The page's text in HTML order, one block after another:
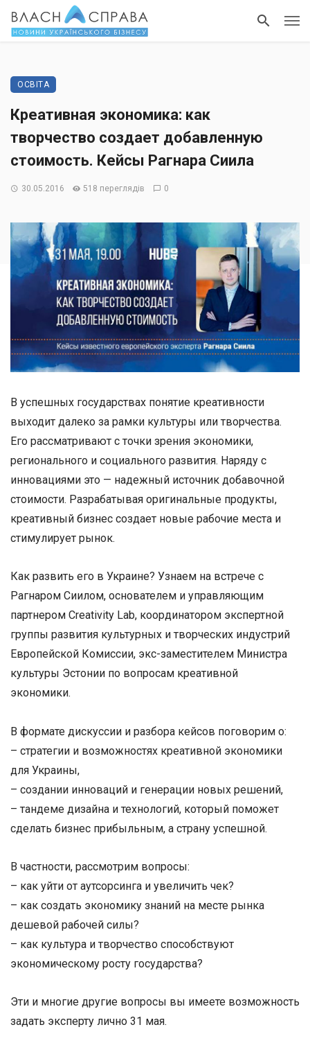
ОСВІТА
Креативная экономика: как
творчество создает добавленную
стоимость. Кейсы Рагнара Сиила
30.05.2016 518 переглядів 0
В успешных государствах понятие креативности
выходит далеко за рамки культуры или творчества.
Его рассматривают с точки зрения экономики,
регионального и социального развития. Наряду с
инновациями это — надежный источник добавочной
стоимости. Разрабатывая оригинальные продукты,
креативный бизнес создает новые рабочие места и
стимулирует рынок.
Как развить его в Украине? Узнаем на встрече с
Рагнаром Сиилом, основателем и управляющим
партнером Creativity Lab, координатором экспертной
группы развития культурных и творческих индустрий
Европейской Комиссии, экс-заместителем Министра
культуры Эстонии по вопросам креативной
экономики.
В формате дискуссии и разбора кейсов поговорим о:
– стратегии и возможностях креативной экономики
для Украины,
– создании инноваций и генерации новых решений,
– тандеме дизайна и технологий, который поможет
сделать бизнес прибыльным, а страну успешной.
В частности, рассмотрим вопросы:
– как уйти от аутсорсинга и увеличить чек?
– как создать экономику знаний на месте рынка
дешевой рабочей силы?
– как культура и творчество способствуют
экономическому росту государства?
Эти и многие другие вопросы вы имеете возможность
задать эксперту лично 31 мая.